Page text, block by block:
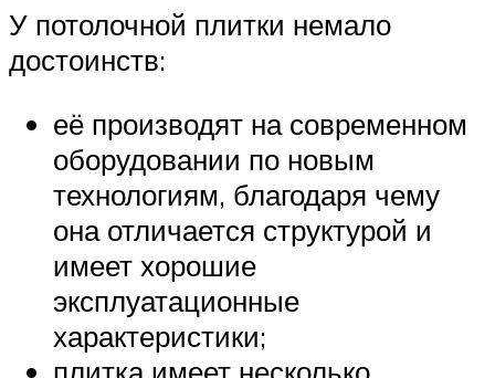
У потолочной плитки немало
достоинств:
её производят на современном
оборудовании по новым
технологиям, благодаря чему
она отличается структурой и
имеет хорошие
эксплуатационные
характеристики;